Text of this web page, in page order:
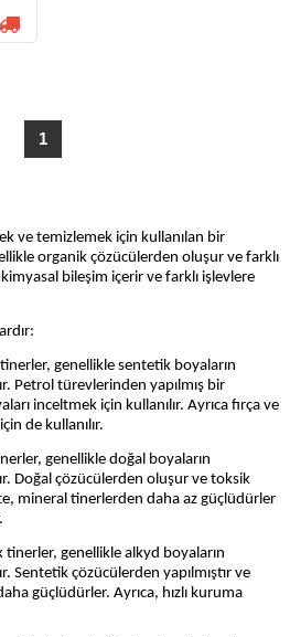
1
ve temizlemek için kullanılan bir
organik çözücülerden oluşur ve farklı
bileşim içerir ve farklı işlevlere
genellikle sentetik boyaların
Petrol türevlerinden yapılmış bir
inceltmek için kullanılır. Ayrıca fırça ve
de kullanılır.
genellikle doğal boyaların
Doğal çözücülerden oluşur ve toksik
mineral tinerlerden daha az güçlüdürler
genellikle alkyd boyaların
Sentetik çözücülerden yapılmıştır ve
güçlüdürler. Ayrıca, hızlı kuruma